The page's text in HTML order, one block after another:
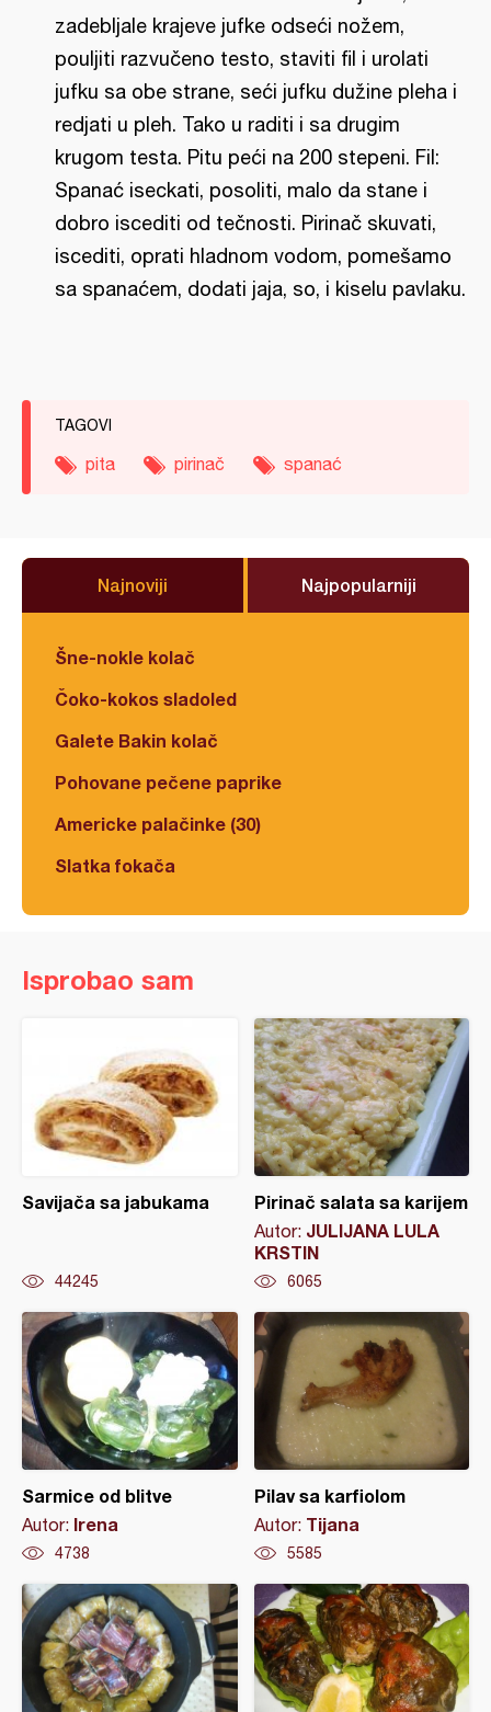
zadebljale krajeve jufke odseći nožem,
pouljiti razvučeno testo, staviti fil i urolati
jufku sa obe strane, seći jufku dužine pleha i
redjati u pleh. Tako u raditi i sa drugim
krugom testa. Pitu peći na 200 stepeni. Fil:
Spanać iseckati, posoliti, malo da stane i
dobro iscediti od tečnosti. Pirinač skuvati,
iscediti, oprati hladnom vodom, pomešamo
sa spanaćem, dodati jaja, so, i kiselu pavlaku.
TAGOVI
pita pirinač spanać
Najnoviji Najpopularniji
Šne-nokle kolač
Čoko-kokos sladoled
Galete Bakin kolač
Pohovane pečene paprike
Americke palačinke (30)
Slatka fokača
Isprobao sam
Savijača sa jabukama
44245
Pirinač salata sa karijem
Autor: JULIJANA LULA
KRSTIN
6065
Sarmice od blitve
Autor: Irena
4738
Pilav sa karfiolom
Autor: Tijana
5585